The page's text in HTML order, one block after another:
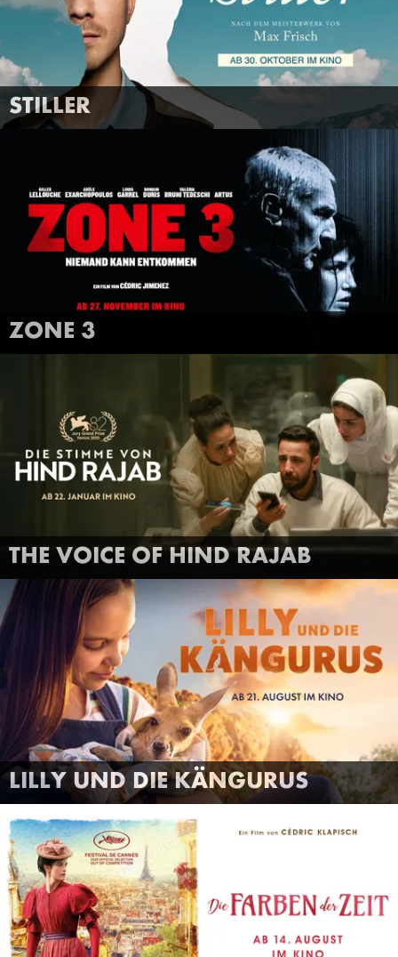
STILLER
FILMTRAILER
MEHR INFOS
ZONE 3
ZONE 3
FILMTRAILER
MEHR INFOS
THE VOICE OF HIND RAJAB
THE VOICE OF HIND RAJAB
FILMTRAILER
ANSEHEN
MEHR INFOS
LILLY UND DIE KÄNGURUS
LILLY UND DIE KÄNGURUS
FILMTRAILER
ANSEHEN
MEHR INFOS
DIE FARBEN DER ZEIT